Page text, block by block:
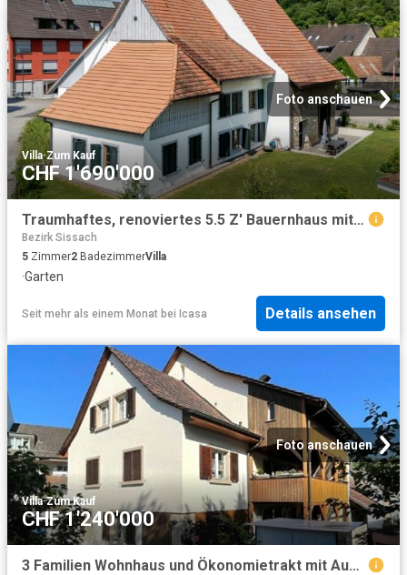
Foto anschauen
Villa·Zum Kauf
CHF 1'690'000
Traumhaftes, renoviertes 5.5 Z' Bauernhaus mit viel Charme, Geschichte und grossem Garten
Bezirk Sissach
5 Zimmer2 BadezimmerVilla
·Garten
Seit mehr als einem Monat bei Icasa Details ansehen
Foto anschauen
Villa·Zum Kauf
CHF 1'240'000
3 Familien Wohnhaus und Ökonomietrakt mit Ausbaupotential vollvermietet in Buckten/BL